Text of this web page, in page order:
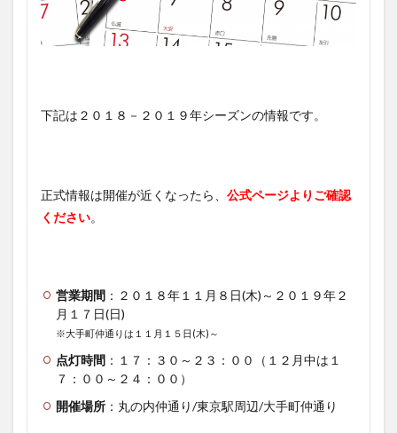
下記は２０１８－２０１９年シーズンの情報です。
正式情報は開催が近くなったら、 公式ページよりご確認
ください。
営業期間 ：２０１８年１１月８日(木)～２０１９年２
月１７日(日)
※大手町仲通りは１１月１５日(木)～
点灯時間 ：１７：３０～２３：００（１２月中は１
７：００～２４：００）
開催場所 ：丸の内仲通り/東京駅周辺/大手町仲通り